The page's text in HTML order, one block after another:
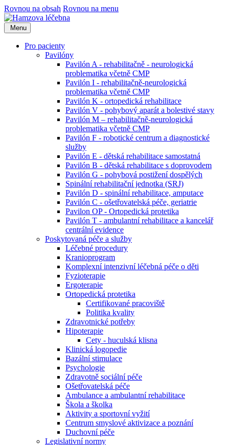
Rovnou na obsah Rovnou na menu
Menu
Pro pacienty
Pavilóny
Pavilón A - rehabilitačně - neurologická
problematika včetně CMP
Pavilón I - rehabilitačně-neurologická
problematika včetně CMP
Pavilón K - ortopedická rehabilitace
Pavilón V - pohybový aparát a bolestivé stavy
Pavilón M – rehabilitačně-neurologická
problematika včetně CMP
Pavilón F - robotické centrum a diagnostické
služby
Pavilón E - dětská rehabilitace samostatná
Pavilón B - dětská rehabilitace s doprovodem
Pavilón G - pohybová postižení dospělých
Spinální rehabilitační jednotka (SRJ)
Pavilón D - spinální rehabilitace, amputace
Pavilón C - ošetřovatelská péče, geriatrie
Pavilon OP - Ortopedická protetika
Pavilón T - ambulantní rehabilitace a kancelář
centrální evidence
Poskytovaná péče a služby
Léčebné procedury
Kranioprogram
Komplexní intenzivní léčebná péče o děti
Fyzioterapie
Ergoterapie
Ortopedická protetika
Certifikované pracoviště
Politika kvality
Zdravotnické potřeby
Hipoterapie
Cety - huculská klisna
Klinická logopedie
Bazální stimulace
Psychologie
Zdravotně sociální péče
Ošetřovatelská péče
Ambulance a ambulantní rehabilitace
Škola a školka
Aktivity a sportovní vyžití
Centrum smyslové aktivizace a poznání
Duchovní péče
Legislativní normy